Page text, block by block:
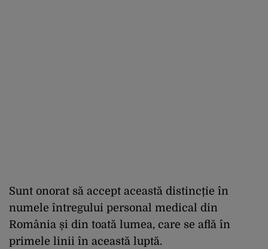
Sunt onorat să accept această distincție în
numele întregului personal medical din
România și din toată lumea, care se află în
primele linii în această luptă.